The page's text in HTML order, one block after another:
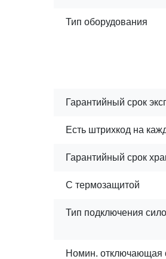
Тип оборудования
Гарантийный срок
Есть штрихкод на
Гарантийный срок
С термозащитой
Тип подключения
Номин. отключающая